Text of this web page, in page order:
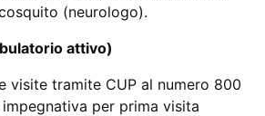
(neurologo).
attivo)
visite tramite CUP al numero 800
per prima visita